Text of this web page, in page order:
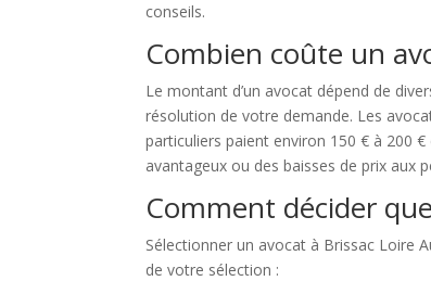
conseils.
Combien coûte un
Le montant d’un avocat dépend de
résolution de votre demande. Les
particuliers paient environ 150 € à 200
avantageux ou des baisses de prix aux
Comment décider
Sélectionner un avocat à Brissac Loire
de votre sélection :